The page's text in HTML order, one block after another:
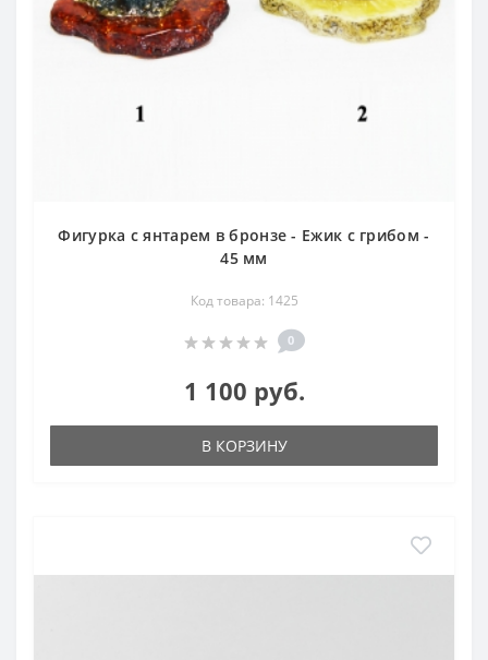
Фигурка с янтарем в бронзе - Ежик с грибом -
45 мм
Код товара: 1425
0
1 100 руб.
В КОРЗИНУ